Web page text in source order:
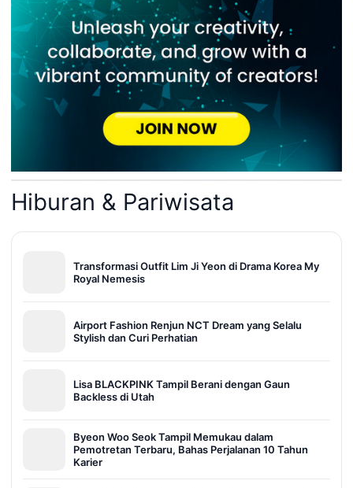
Hiburan & Pariwisata
Transformasi Outfit Lim Ji Yeon di Drama Korea My
Royal Nemesis
Airport Fashion Renjun NCT Dream yang Selalu
Stylish dan Curi Perhatian
Lisa BLACKPINK Tampil Berani dengan Gaun
Backless di Utah
Byeon Woo Seok Tampil Memukau dalam
Pemotretan Terbaru, Bahas Perjalanan 10 Tahun
Karier